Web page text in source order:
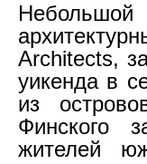
Небольшой
Architects,
уикенда в
из
Финского
жителей